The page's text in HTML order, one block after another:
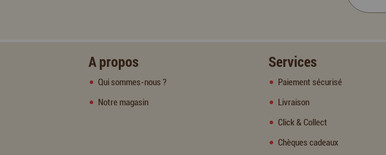
A propos
Qui sommes-nous ?
Notre magasin
Services
Paiement sécurisé
Livraison
Click & Collect
Chèques cadeaux